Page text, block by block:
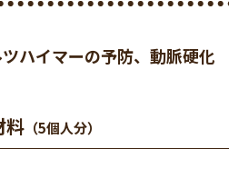
ハイマーの予防、動脈硬化
料 （5個人分）